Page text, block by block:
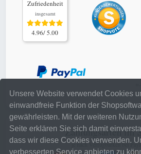
Unsere Website verwendet Cookies
einwandfreie Funktion der
gewährleisten. Mit der weiteren
Seite erklären Sie sich damit
dass wir diese Cookies verwenden.
verbesserten Service anbieten zu
Zufriedenheit
insgesamt
4.96/ 5.00
Zahlungsarten im
je nach Verfügbarkeit bei